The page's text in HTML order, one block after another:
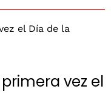
vez el